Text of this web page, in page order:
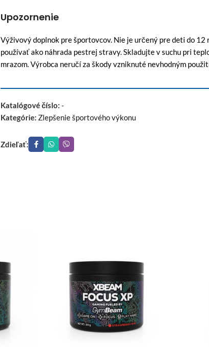
Upozornenie
Výživový doplnok pre športovcov. Nie je určený pre deti do
používať ako náhrada pestrej stravy. Skladujte v suchu pri
mrazom. Výrobca neručí za škody vzniknuté nevhodným
Katalógové číslo: -
Kategórie: Zlepšenie športového výkonu
Zdieľať: